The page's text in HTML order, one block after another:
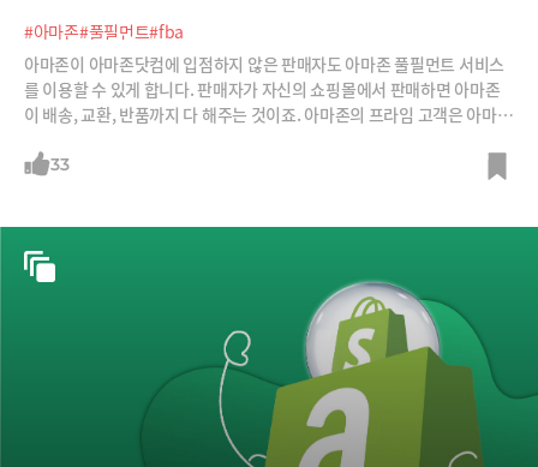
#아마존#풀필먼트#fba
아마존이 아마존닷컴에 입점하지 않은 판매자도 아마존 풀필먼트 서비스
를 이용할 수 있게 합니다. 판매자가 자신의 쇼핑몰에서 판매하면 아마존
이 배송, 교환, 반품까지 다 해주는 것이죠. 아마존의 프라임 고객은 아마존
AWS를 외부에 판매하는 것과 비슷한 방식입니다. 아마존은 왜 자신의 가
33